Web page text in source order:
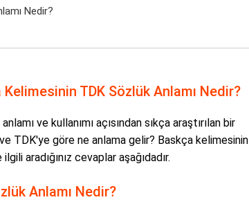
Nedir?
TDK Sözlük Anlamı Nedir?
ve kullanımı açısından sıkça araştırılan bir
TDK'ye göre ne anlama gelir? Baskça kelimesinin
aradığınız cevaplar aşağıdadır.
Anlamı Nedir?